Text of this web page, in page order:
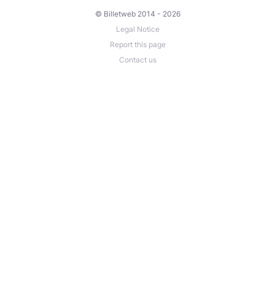
© Billetweb 2014 - 2026
Legal Notice
Report this page
Contact us